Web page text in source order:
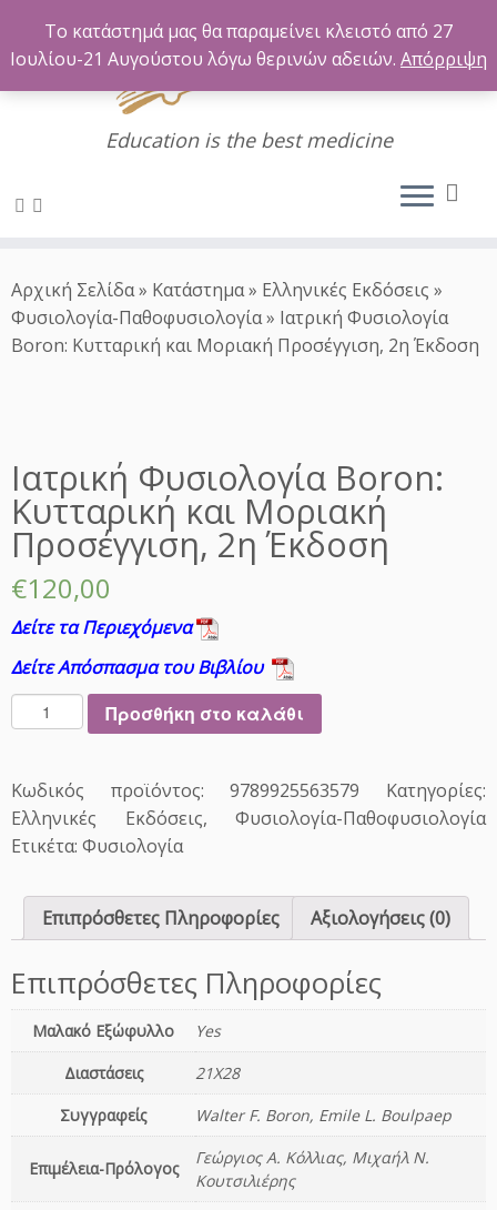
στο
περιεχόμενο
Education is the best medicine
Αρχική Σελίδα» Κατάστημα» Ελληνικές Εκδόσεις »
Φυσιολογία-Παθοφυσιολογία» Ιατρική Φυσιολογία
Boron: Κυτταρική και Μοριακή Προσέγγιση, 2η Έκδοση
Ιατρική Φυσιολογία Boron:
Κυτταρική και Μοριακή
Προσέγγιση, 2η Έκδοση
€120,00
Δείτε τα Περιεχόμενα
Δείτε Απόσπασμα του Βιβλίου
Ι
α
ι
κ
ή
ο
λ
γ
α
o
Προσθήκη στο καλάθι
Κωδικός προϊόντος:9789925563579
Κατηγορίες:
Ελληνικές Εκδόσεις, Φυσιολογία-Παθοφυσιολογία
Ετικέτα: Φυσιολογία
Επιπρόσθετες Πληροφορίες Αξιολογήσεις (0)
Επιπρόσθετες Πληροφορίες
Μαλακό Εξώφυλλο
Yes
Διαστάσεις
21Χ28
Συγγραφείς
Walter F. Boron, Emile L. Boulpaep
Επιμέλεια-Πρόλογος
Γεώργιος Α. Κόλλιας, Μιχαήλ Ν.
Κουτσιλιέρης
Το κατάστημά μας θα παραμείνει κλειστό από 27
Ιουλίου-21 Αυγούστου λόγω θερινών αδειών. Απόρριψη